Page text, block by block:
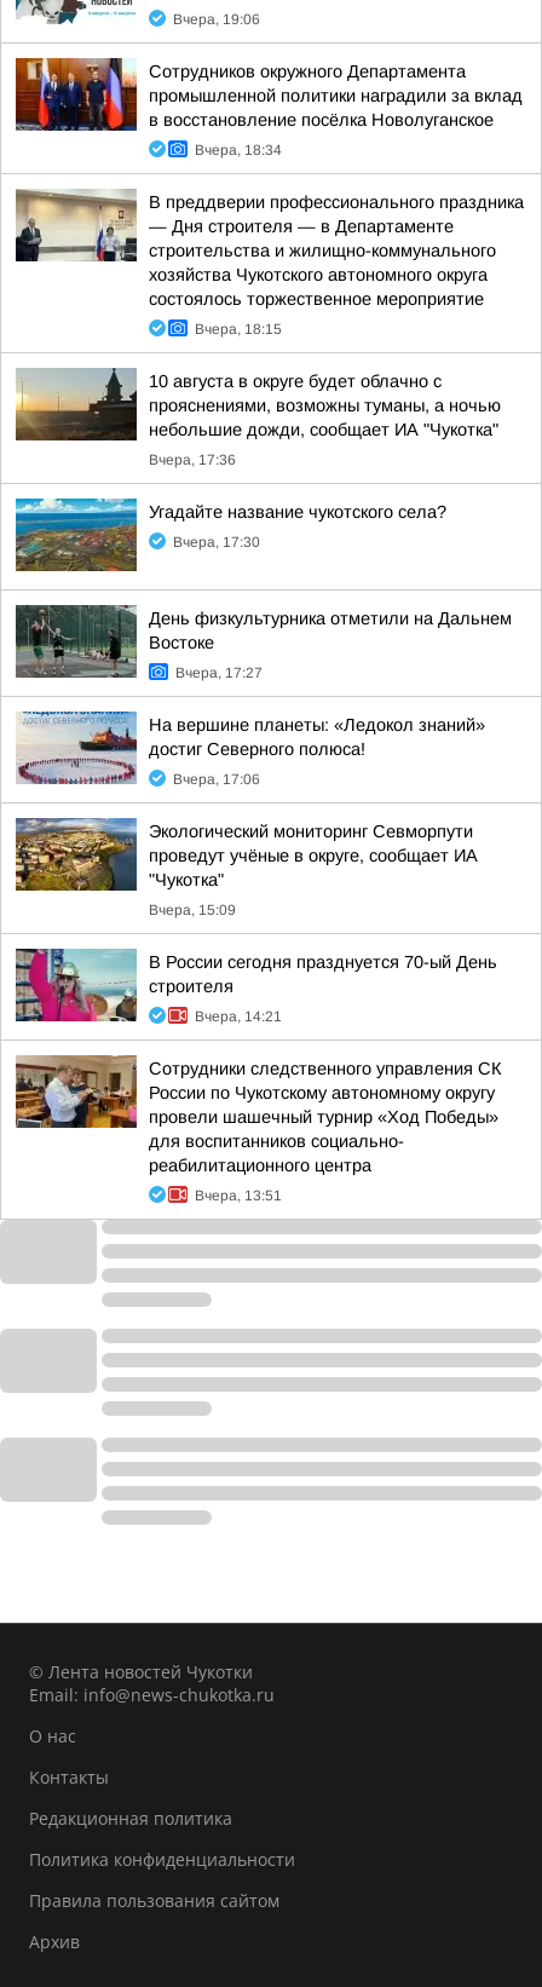
Вчера, 19:06
Сотрудников окружного Департамента
промышленной политики наградили за вклад
в восстановление посёлка Новолуганское
Вчера, 18:34
В преддверии профессионального праздника
— Дня строителя — в Департаменте
строительства и жилищно-коммунального
хозяйства Чукотского автономного округа
состоялось торжественное мероприятие
Вчера, 18:15
10 августа в округе будет облачно с
прояснениями, возможны туманы, а ночью
небольшие дожди, сообщает ИА "Чукотка"
Вчера, 17:36
Угадайте название чукотского села?
Вчера, 17:30
День физкультурника отметили на Дальнем
Востоке
Вчера, 17:27
На вершине планеты: «Ледокол знаний»
достиг Северного полюса!
Вчера, 17:06
Экологический мониторинг Севморпути
проведут учёные в округе, сообщает ИА
"Чукотка"
Вчера, 15:09
В России сегодня празднуется 70-ый День
строителя
Вчера, 14:21
Сотрудники следственного управления СК
России по Чукотскому автономному округу
провели шашечный турнир «Ход Победы»
для воспитанников социально-
реабилитационного центра
Вчера, 13:51
© Лента новостей Чукотки
Email: info@news-chukotka.ru
О нас
Контакты
Редакционная политика
Политика конфиденциальности
Правила пользования сайтом
Архив